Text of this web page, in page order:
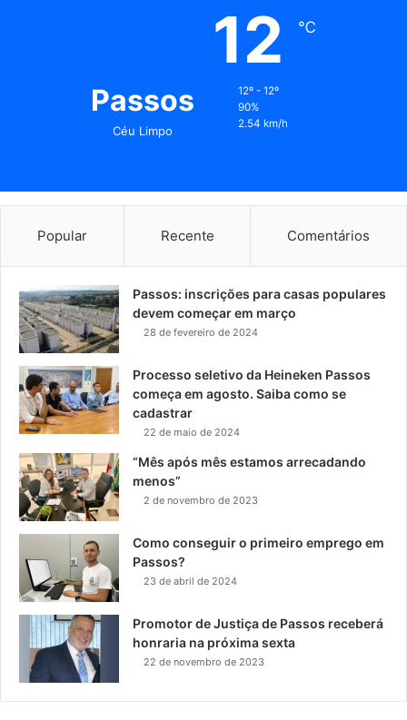
Passos
Céu Limpo
12 ℃
12º - 12º
90%
2.54 km/h
Popular Recente Comentários
Passos: inscrições para casas populares
devem começar em março
28 de fevereiro de 2024
Processo seletivo da Heineken Passos
começa em agosto. Saiba como se
cadastrar
22 de maio de 2024
“Mês após mês estamos arrecadando
menos”
2 de novembro de 2023
Como conseguir o primeiro emprego em
Passos?
23 de abril de 2024
Promotor de Justiça de Passos receberá
honraria na próxima sexta
22 de novembro de 2023